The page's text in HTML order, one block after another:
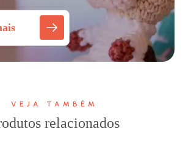
VEJA TAMBÉM
relacionados